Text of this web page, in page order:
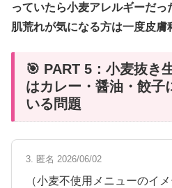
っていたら小麦アレルギーだっ
肌荒れが気になる方は一度皮膚
🎯 PART 5：小麦抜き
はカレー・醤油・餃子
いる問題
3. 匿名 2026/06/02
（小麦不使用メニューのイメ